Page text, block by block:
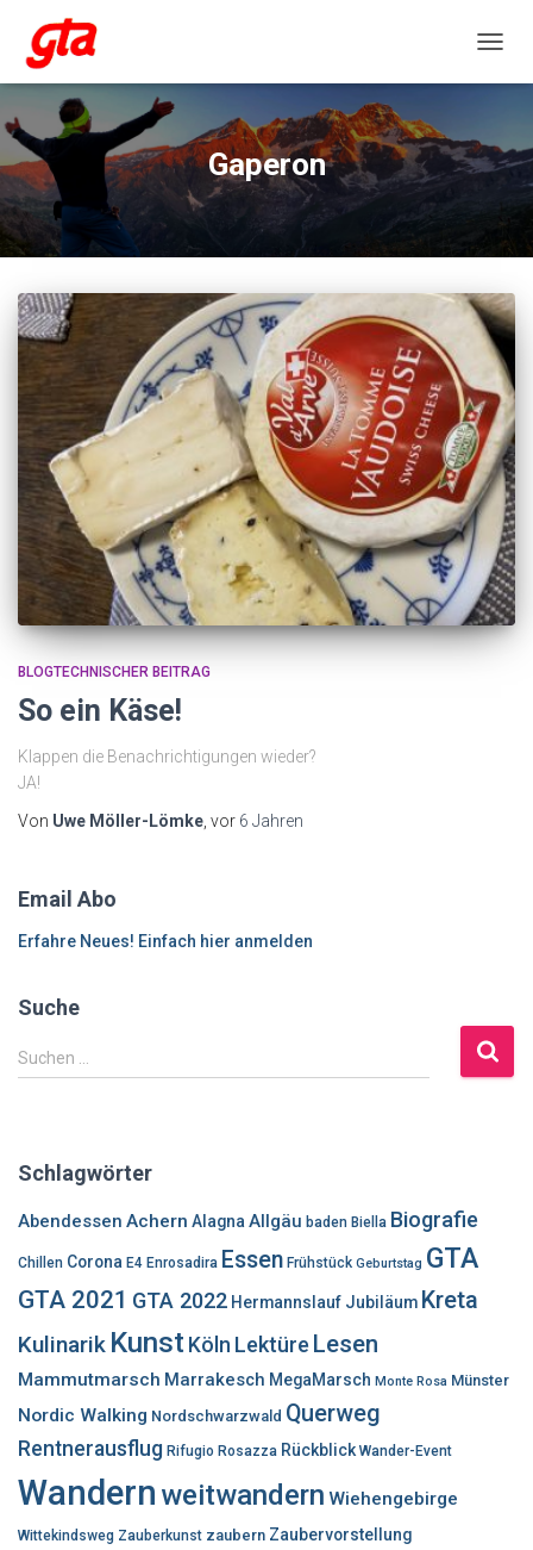
Gaperon
BLOGTECHNISCHER BEITRAG
So ein Käse!
Klappen die Benachrichtigungen wieder?
JA!
Von Uwe Möller-Lömke , vor 6 Jahren
Email Abo
Erfahre Neues! Einfach hier anmelden
Suche
S
u
n
a
c
:
Suchen …
Schlagwörter
Abendessen Achern Alagna Allgäu baden Biella Biografie
Chillen Corona E4 Enrosadira Essen Frühstück Geburtstag GTA
GTA 2021 GTA 2022 Hermannslauf Jubiläum Kreta
Kulinarik Kunst Köln LektüreLesen
Mammutmarsch Marrakesch MegaMarsch Monte Rosa Münster
Nordic Walking Nordschwarzwald Querweg
Rentnerausflug Rifugio Rosazza Rückblick Wander-Event
Wandern weitwandern Wiehengebirge
Wittekindsweg Zauberkunst zaubern Zaubervorstellung